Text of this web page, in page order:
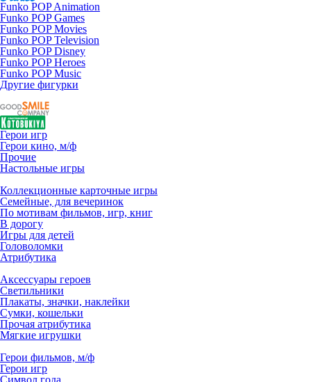
Funko POP Animation
Funko POP Games
Funko POP Movies
Funko POP Television
Funko POP Disney
Funko POP Heroes
Funko POP Music
Другие фигурки
Герои игр
Герои кино, м/ф
Прочие
Настольные игры
Коллекционные карточные игры
Семейные, для вечеринок
По мотивам фильмов, игр, книг
В дорогу
Игры для детей
Головоломки
Атрибутика
Аксессуары героев
Светильники
Плакаты, значки, наклейки
Сумки, кошельки
Прочая атрибутика
Мягкие игрушки
Герои фильмов, м/ф
Герои игр